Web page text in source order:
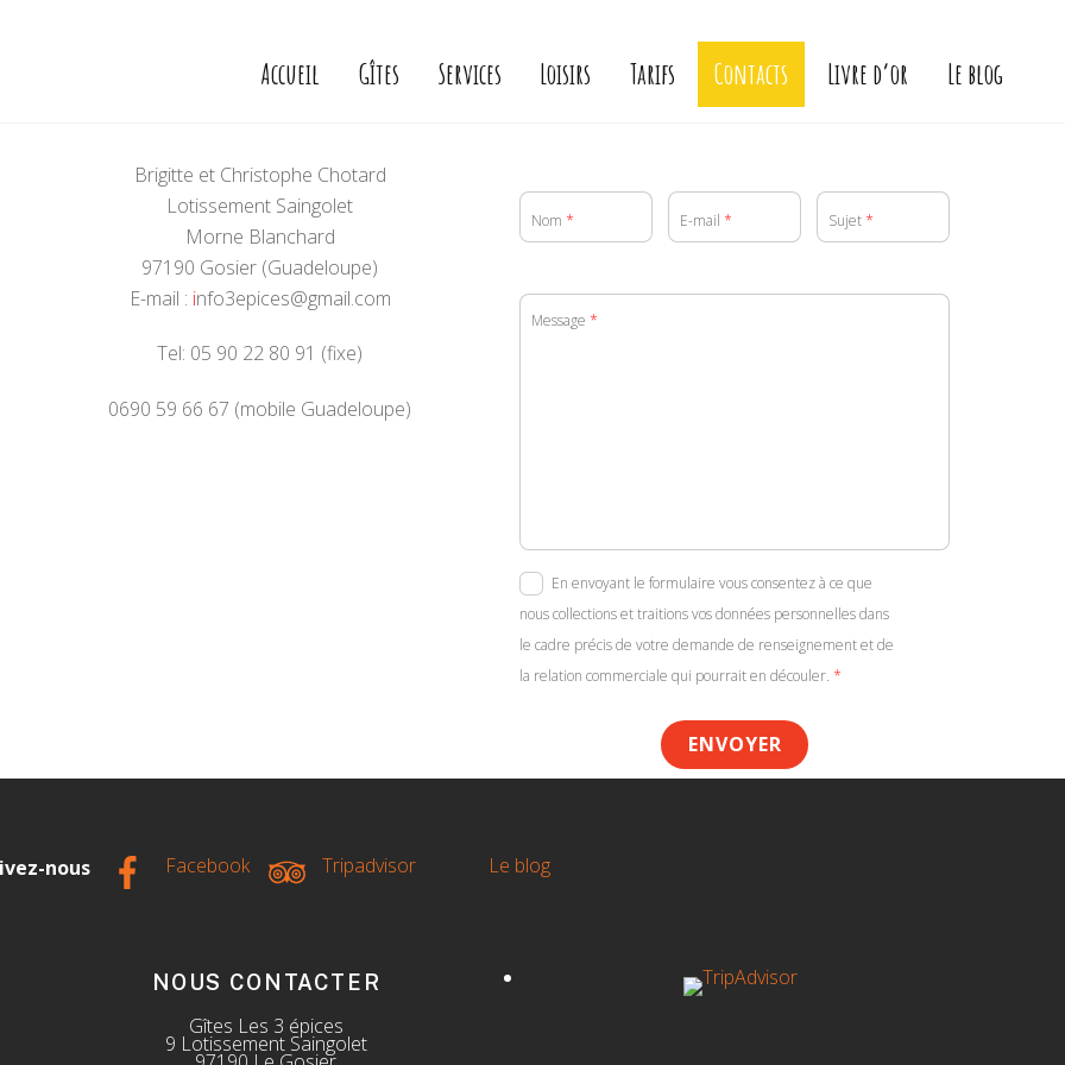
Accueil Gîtes Services Loisirs Tarifs Contacts Livre d’or Le blog
Brigitte et Christophe Chotard
Lotissement Saingolet
Morne Blanchard
97190 Gosier (Guadeloupe)
E-mail : info3epices@gmail.com
Tel: 05 90 22 80 91 (fixe)
0690 59 66 67 (mobile Guadeloupe)
Nom * E-mail * Sujet *
Message *
En envoyant le formulaire vous consentez à ce que
nous collections et traitions vos données personnelles dans
le cadre précis de votre demande de renseignement et de
la relation commerciale qui pourrait en découler. *
ENVOYER
nous Facebook Tripadvisor Le blog
NOUS CONTACTER
Gîtes Les 3 épices
9 Lotissement Saingolet